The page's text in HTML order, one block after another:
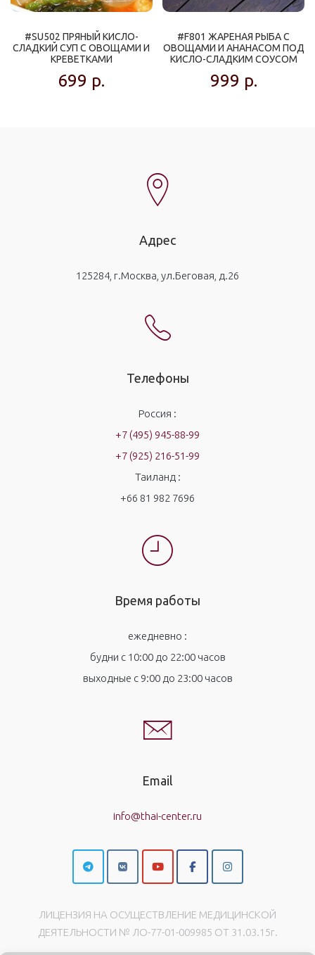
#SU502 ПРЯНЫЙ КИСЛО-
СЛАДКИЙ СУП С ОВОЩАМИ И
КРЕВЕТКАМИ
699 р.
#F801 ЖАРЕНАЯ РЫБА С
ОВОЩАМИ И АНАНАСОМ ПОД
КИСЛО-СЛАДКИМ СОУСОМ
999 р.
Адрес
125284, г.Москва, ул.Беговая, д.26
Телефоны
Россия :
+7 (495) 945-88-99
+7 (925) 216-51-99
Таиланд :
+66 81 982 7696
Время работы
ежедневно :
будни с 10:00 до 22:00 часов
выходные с 9:00 до 23:00 часов
Email
info@thai-center.ru
ЛИЦЕНЗИЯ НА ОСУЩЕСТВЛЕНИЕ МЕДИЦИНСКОЙ
ДЕЯТЕЛЬНОСТИ № ЛО-77-01-009985 ОТ 31.03.15г.